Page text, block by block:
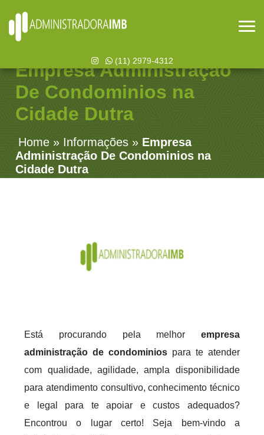
(11) 2979-4312
Empresa Administração
De Condominios na
Cidade Dutra
Home » Informações » Empresa
Administração De Condominios na
Cidade Dutra
Está procurando pela melhor empresa
administração de condominios para te atender
com qualidade, agilidade, ampla disponibilidade
para atendimento consultivo, conhecimento técnico
e legal para te apoiar e custos adequados?
Encontrou o lugar certo! Seja bem-vindo a